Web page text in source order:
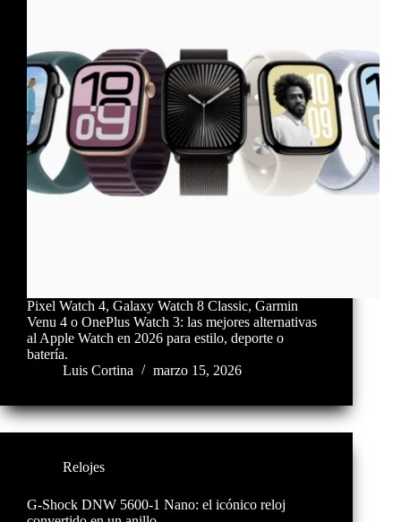
Pixel Watch 4, Galaxy Watch 8 Classic, Garmin
Venu 4 o OnePlus Watch 3: las mejores alternativas
al Apple Watch en 2026 para estilo, deporte o
batería.
Luis Cortina
marzo 15, 2026
Relojes
G-Shock DNW 5600-1 Nano: el icónico reloj